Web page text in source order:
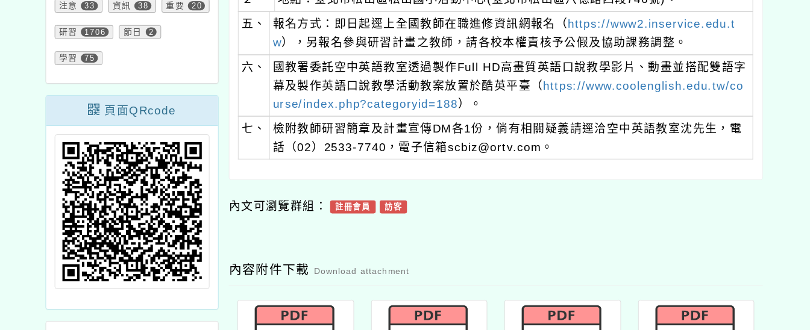
注意 33 資訊 38 重要 20
研習 1706 節日 2
學習 75
頁面QRcode
五、
報名方式：即日起逕上全國教師在職進修資訊網報名（ https://www2.inservice.edu.t
w），另報名參與研習計畫之教師，請各校本權責核予公假及協助課務調整。
六、
國教署委託空中英語教室透過製作Full HD高畫質英語口說教學影片、動畫並搭配雙語字
幕及製作英語口說教學活動教案放置於酷英平臺（https://www.coolenglish.edu.tw/co
urse/index.php?categoryid=188）。
七、 檢附教師研習簡章及計畫宣傳DM各1份，倘有相關疑義請逕洽空中英語教室沈先生，電
話（02）2533-7740，電子信箱scbiz@ortv.com。
內文可瀏覽群組： 註冊會員 訪客
內容附件下載 Download attachment